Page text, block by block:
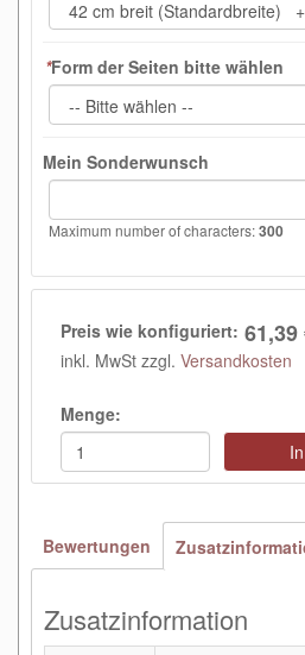
*Form der Seiten bitte wählen
Mein Sonderwunsch
Maximum number of characters:300
Preis wie konfiguriert: 61,39
inkl. MwSt zzgl. Versandkosten
Menge:
Bewertungen
Zusatzinformation